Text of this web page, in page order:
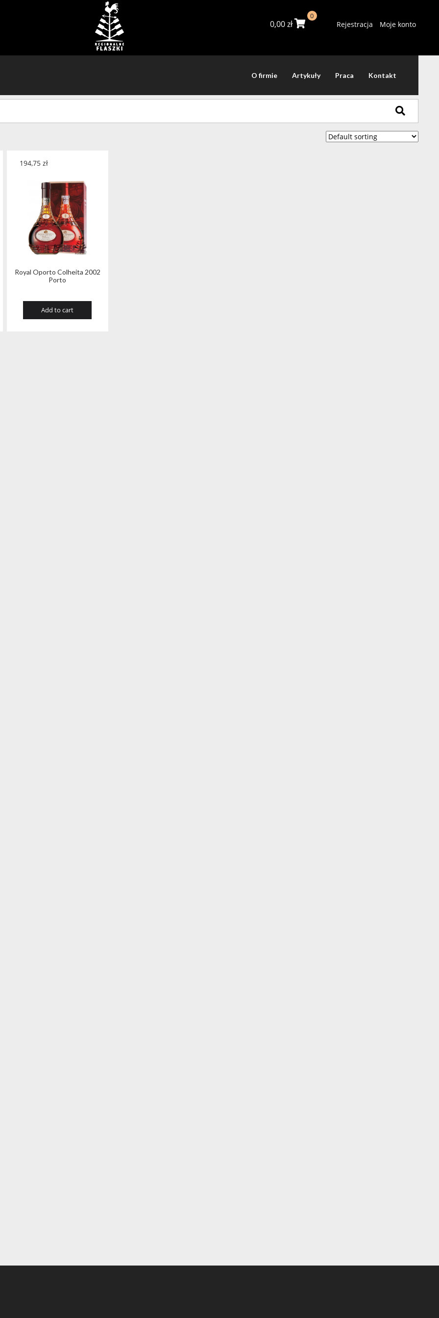
0,00zł
0
Rejestracja Moje konto
O firmie Artykuły Praca Kontakt
Royal Oporto Colheita 2002
Porto
194,75 zł
Add to cart